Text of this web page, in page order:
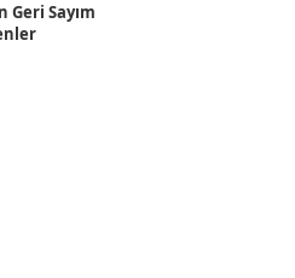
Sayım